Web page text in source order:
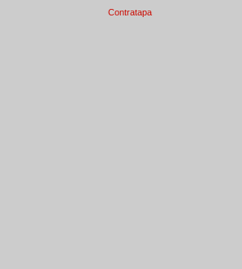
Contratapa